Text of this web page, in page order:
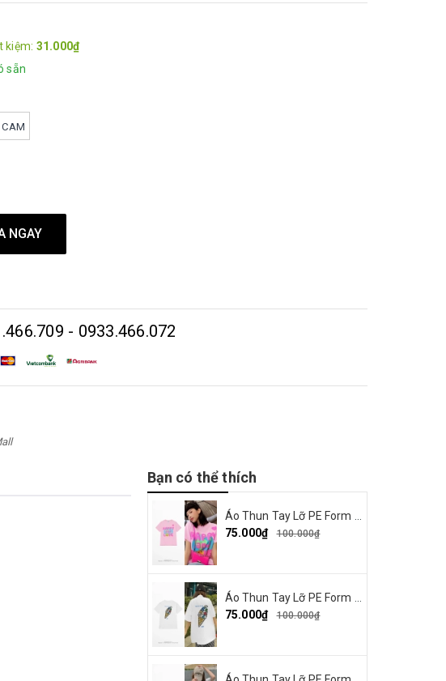
kiệm: 31.000₫
sẵn
CAM
NGAY
- 0933.466.072
Bạn có thể thích
75.000₫
100.000₫
75.000₫
100.000₫